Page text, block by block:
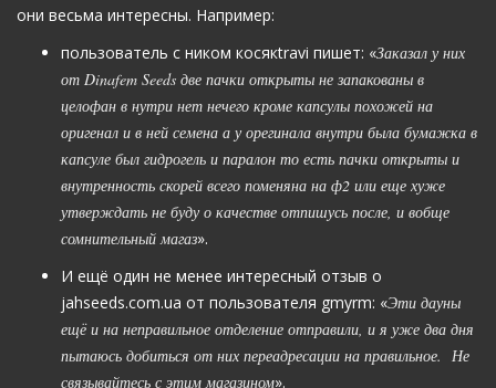
они весьма интересны. Например:
пользователь с ником косякtravi пишет: «Заказал у них
от Dinafem Seeds две пачки открыты не запакованы в
целофан в нутри нет нечего кроме капсулы похожей на
оригенал и в ней семена а у орегинала внутри была бумажка в
капсуле был гидрогель и паралон то есть пачки открыты и
внутренность скорей всего поменяна на ф2 или еще хуже
утверждать не буду о качестве отпишусь после, и вобще
сомнительный магаз».
И ещё один не менее интересный отзыв о
jahseeds.com.ua от пользователя gmyrm: «Эти дауны
ещё и на неправильное отделение отправили, и я уже два дня
пытаюсь добиться от них переадресации на правильное. Не
связывайтесь с этим магазином».